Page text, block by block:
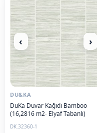
‹ ›
DU&KA
DuKa Duvar Kağıdı Bamboo
(16,2816 m2- Elyaf Tabanlı)
DK.32360-1